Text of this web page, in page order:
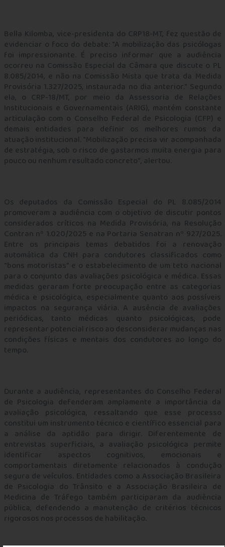
Bella Kilomba, vice-presidenta do CRP18-MT, fez questão de
evidenciar o foco do debate: "A mobilização das psicólogas
foi impressionante. É preciso informar que a audiência
ocorreu na Comissão Especial da Câmara que discute o PL
8.085/2014, e não na Comissão Mista que trata da Medida
Provisória 1.327/2025, instaurada no dia anterior." Segundo
ela, o CRP-18/MT, por meio da Assessoria de Relações
Institucionais e Governamentais (ARIG), mantém constante
articulação com o Conselho Federal de Psicologia (CFP) e
demais entidades para definir os melhores rumos da
atuação institucional. "Mobilização precisa vir acompanhada
de estratégia, sob o risco de gastarmos muita energia para
pouco ou nenhum resultado concreto", alertou.
Os deputados da Comissão Especial do PL 8.085/2014
promoveram a audiência com o objetivo de discutir pontos
considerados críticos na Medida Provisória, na Resolução
Contran nº 1.020/2025 e na Portaria Senatran nº 927/2025.
Entre os principais temas debatidos foi a renovação
automática da CNH para condutores classificados como
"bons motoristas" e o estabelecimento de um teto nacional
para o conjunto das avaliações psicológica e médica. Essas
medidas geraram forte preocupação entre as categorias
médica e psicológica, especialmente quanto aos possíveis
impactos na segurança viária. A ausência de avaliações
periódicas, tanto médicas quanto psicológicas, pode
representar potencial risco ao desconsiderar mudanças nas
condições físicas e mentais dos condutores ao longo do
tempo.
Durante a audiência, representantes do Conselho Federal
de Psicologia defenderam amplamente a importância da
avaliação psicológica, ressaltando que esse processo
constitui um instrumento técnico e científico essencial para
a análise da aptidão para dirigir. Diferentemente de
entrevistas superficiais, a avaliação psicológica permite
identificar aspectos cognitivos, emocionais e
comportamentais diretamente relacionados à condução
segura de veículos. Entidades como a Associação Brasileira
de Psicologia do Trânsito e a Associação Brasileira de
Medicina de Tráfego também participaram da audiência
pública, defendendo a manutenção de critérios técnicos
rigorosos nos processos de habilitação.